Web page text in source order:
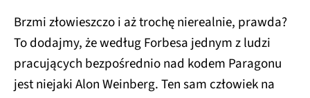
Brzmi złowieszczo i aż trochę nierealnie, prawda?
To dodajmy, że według Forbesa jednym z ludzi
pracujących bezpośrednio nad kodem Paragonu
jest niejaki Alon Weinberg. Ten sam człowiek na